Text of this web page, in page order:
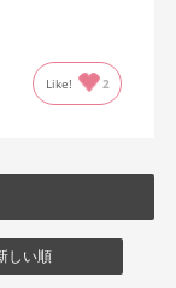
くのに最適で
で固定肘の物を
バイカラーなど
Like! 2
しい順